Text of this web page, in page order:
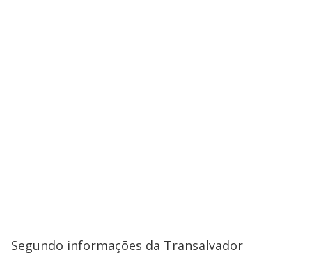
Segundo informações da Transalvador